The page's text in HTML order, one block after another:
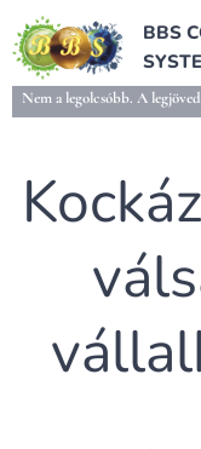
BBS
Nem a legolcsóbb. A